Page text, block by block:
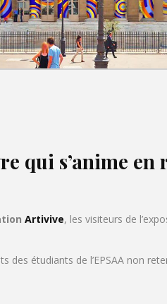
qui s’anime en
Artivive, les visiteurs de
des étudiants de l’EPSAA non